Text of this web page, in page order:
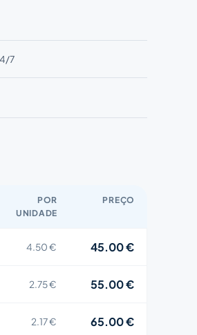
7
POR
UNIDADE
PREÇO
4.50 € 45.00 €
2.75 € 55.00 €
2.17 € 65.00 €